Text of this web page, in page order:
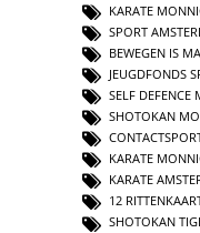
KARATE
SPORT
BEWEGEN IS
JEUGDFONDS
SELF
SHOTOKAN
KARATE
KARATE
12
SHOTOKAN